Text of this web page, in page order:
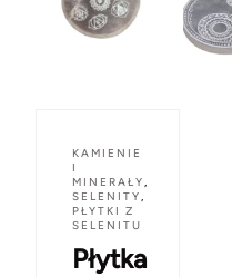
KAMIENIE
I
MINERAŁY,
SELENITY,
PŁYTKI Z
SELENITU
Płytka